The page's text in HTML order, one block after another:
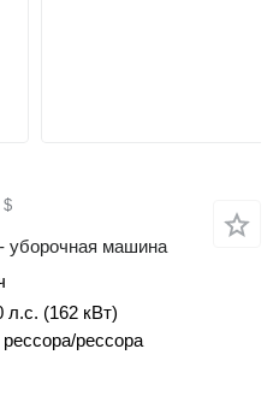
$
уборочная машина
л.с. (162 кВт)
рессора/рессора